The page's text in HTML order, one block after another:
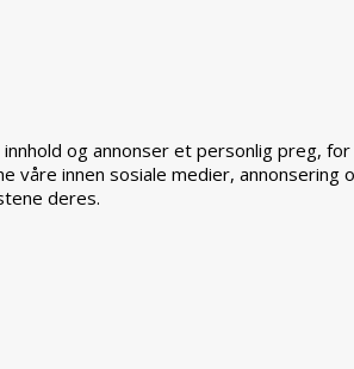
og annonser et personlig preg,
innen sosiale medier, annonsering
deres.